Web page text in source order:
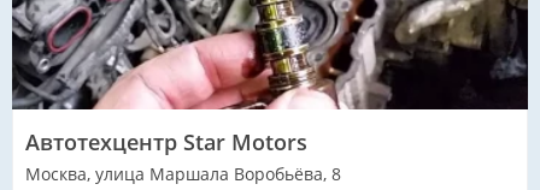
Автотехцентр Star Motors
Москва, улица Маршала Воробьёва, 8